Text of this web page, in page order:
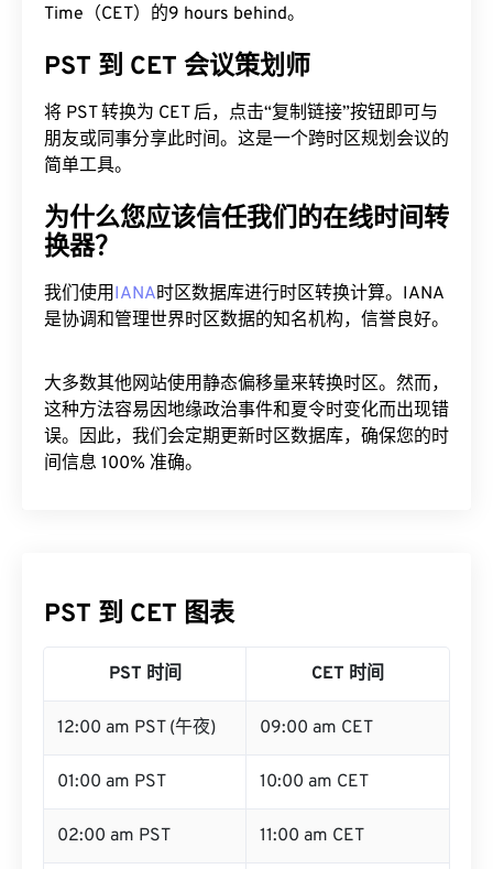
Time（CET）的9 hours behind。
PST 到 CET 会议策划师
将 PST 转换为 CET 后，点击“复制链接”按钮即可与
朋友或同事分享此时间。这是一个跨时区规划会议的
简单工具。
为什么您应该信任我们的在线时间转
换器？
我们使用IANA时区数据库进行时区转换计算。IANA
是协调和管理世界时区数据的知名机构，信誉良好。
大多数其他网站使用静态偏移量来转换时区。然而，
这种方法容易因地缘政治事件和夏令时变化而出现错
误。因此，我们会定期更新时区数据库，确保您的时
间信息 100% 准确。
PST 到 CET 图表
PST 时间 CET 时间
12:00 am PST (午夜) 09:00 am CET
01:00 am PST 10:00 am CET
02:00 am PST 11:00 am CET